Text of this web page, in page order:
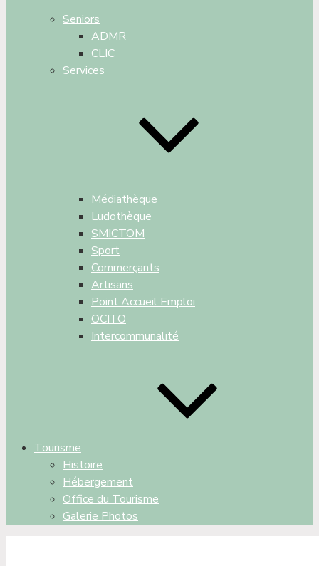
Seniors
ADMR
CLIC
Services
Médiathèque
Ludothèque
SMICTOM
Sport
Commerçants
Artisans
Point Accueil Emploi
OCITO
Intercommunalité
Tourisme
Histoire
Hébergement
Office du Tourisme
Galerie Photos